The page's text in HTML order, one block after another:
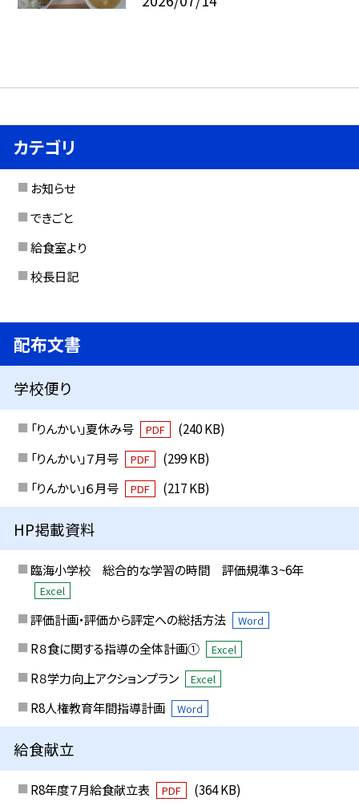
カテゴリ
お知らせ
できごと
給食室より
校長日記
配布文書
学校便り
「りんかい」夏休み号 PDF
(240 KB)
「りんかい」７月号
PDF
(299 KB)
「りんかい」６月号
PDF (217 KB)
HP掲載資料
臨海小学校 総合的な学習の時間 評価規準３~6年
Excel
評価計画・評価から評定への総括方法 Word
R８食に関する指導の全体計画① Excel
R８学力向上アクションプラン Excel
R8人権教育年間指導計画 Word
給食献立
R8年度７月給食献立表 PDF
(364 KB)